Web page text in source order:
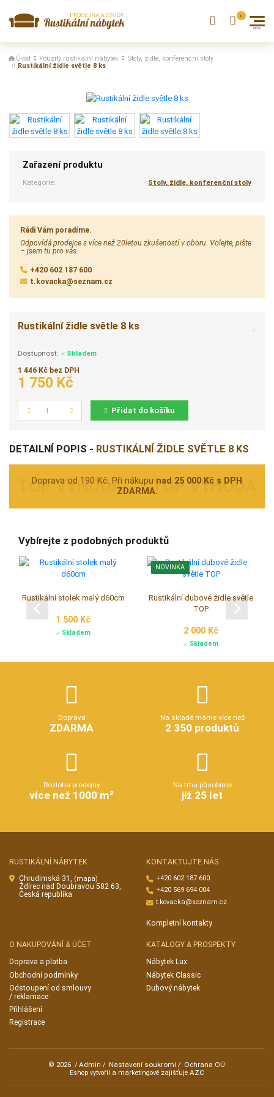
Úvod Použitý rustikální nábytek
Stoly, židle, konferenční stoly
Rustikální židle světle 8 ks
Zařazení produktu
Kategorie: Stoly, židle, konferenční stoly
Rádi Vám poradíme.
Odpovídá prodejce s více než 20letou zkušeností v oboru. Volejte, pište
– jsem tu pro vás.
+420 602 187 600
t.kovacka@seznam.cz
Rustikální židle světle 8 ks
Dostupnost:
Skladem
1 446 Kč bez DPH
1 750 Kč
Počet Přidat do košíku
DETAILNÍ POPIS - RUSTIKÁLNÍ ŽIDLE SVĚTLE 8 KS
Doprava od 190 Kč. Při nákupu nad 25 000 Kč s DPH
ZDARMA.
Vybírejte z podobných produktů
Rustikální stolek malý d60cm
1 500 Kč
Skladem
NOVINKA
Rustikální dubové židle světle
TOP
2 000 Kč
Skladem
Doprava
ZDARMA
Na skladě máme více než
2 350 produktů
Rozloha prodejny
více než 1000 m²
Na trhu působíme
již 25 let
RUSTIKÁLNÍ NÁBYTEK
Chrudimská 31, (mapa)
Ždírec nad Doubravou 582 63,
Česká republika
KONTAKTUJTE NÁS
+420 602 187 600
+420 569 694 004
t.kovacka@seznam.cz
Kompletní kontakty
O NAKUPOVÁNÍ & ÚČET
Doprava a platba
Obchodní podmínky
Odstoupení od smlouvy
/ reklamace
Přihlášení
Registrace
KATALOGY & PROSPEKTY
Nábytek Lux
Nábytek Classic
Dubový nábytek
© 2026 / Admin / Nastavení soukromí / Ochrana OÚ
Eshop vytvořil a marketingově zajišťuje AZC